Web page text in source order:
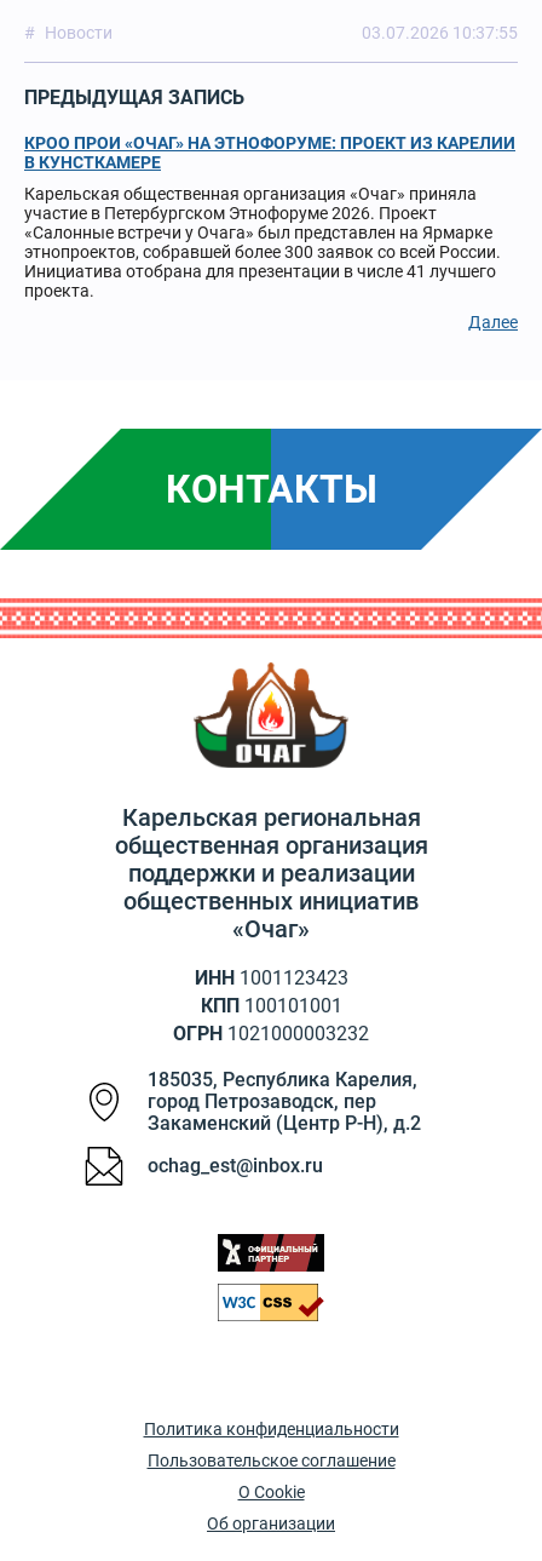
Новости 03.07.2026 10:37:55
ПРЕДЫДУЩАЯ ЗАПИСЬ
КРОО ПРОИ «ОЧАГ» НА ЭТНОФОРУМЕ: ПРОЕКТ ИЗ КАРЕЛИИ
В КУНСТКАМЕРЕ
Карельская общественная организация «Очаг» приняла
участие в Петербургском Этнофоруме 2026. Проект
«Салонные встречи у Очага» был представлен на Ярмарке
этнопроектов, собравшей более 300 заявок со всей России.
Инициатива отобрана для презентации в числе 41 лучшего
проекта.
Далее
КОНТАКТЫ
Карельская региональная
общественная организация
поддержки и реализации
общественных инициатив
«Очаг»
ИНН 1001123423
КПП100101001
ОГРН 1021000003232
185035, Республика Карелия,
город Петрозаводск, пер
Закаменский (Центр Р-Н), д.2
ochag_est@inbox.ru
Политика конфиденциальности
Пользовательское соглашение
О Cookie
Об организации